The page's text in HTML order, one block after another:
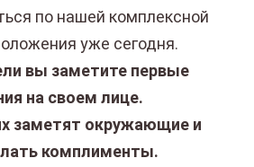
по нашей комплексной
уже сегодня.
вы заметите первые
на своем лице.
заметят окружающие и
комплименты.